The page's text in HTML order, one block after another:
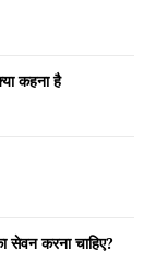
कहना है
सेवन करना चाहिए?